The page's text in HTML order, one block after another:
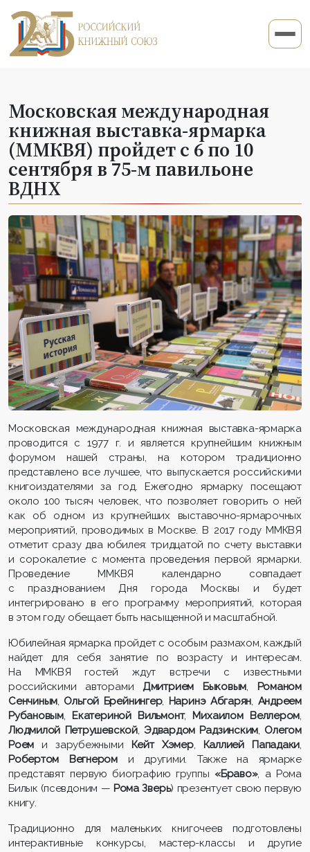
Московская международная
книжная выставка-ярмарка
(ММКВЯ) пройдет с 6 по 10
сентября в 75-м павильоне
ВДНХ
Московская международная книжная выставка-ярмарка
проводится с 1977 г. и является крупнейшим книжным
форумом нашей страны, на котором традиционно
представлено все лучшее, что выпускается российскими
книгоиздателями за год. Ежегодно ярмарку посещают
около 100 тысяч человек, что позволяет говорить о ней
как об одном из крупнейших выставочно-ярмарочных
мероприятий, проводимых в Москве. В 2017 году ММКВЯ
отметит сразу два юбилея: тридцатой по счету выставки
и сорокалетие с момента проведения первой ярмарки.
Проведение ММКВЯ календарно совпадает
с празднованием Дня города Москвы и будет
интегрировано в его программу мероприятий, которая
в этом году обещает быть насыщенной и масштабной.
Юбилейная ярмарка пройдет с особым размахом, каждый
найдет для себя занятие по возрасту и интересам.
На ММКВЯ гостей ждут встречи с известными
российскими авторами Дмитрием Быковым, Романом
Сенчиным, Ольгой Брейнингер, Наринэ Абгарян, Андреем
Рубановым, Екатериной Вильмонт, Михаилом Веллером,
Людмилой Петрушевской, Эдвардом Радзинским, Олегом
Роеми зарубежными Кейт Хэмер, Каллией Пападаки,
Робертом Вегнером и другими. Также на ярмарке
представят первую биографию группы «Браво», а Рома
Билык (псевдоним — Рома Зверь) презентует свою первую
книгу.
Традиционно для маленьких книгочеев подготовлены
интерактивные конкурсы, мастер-классы и другие